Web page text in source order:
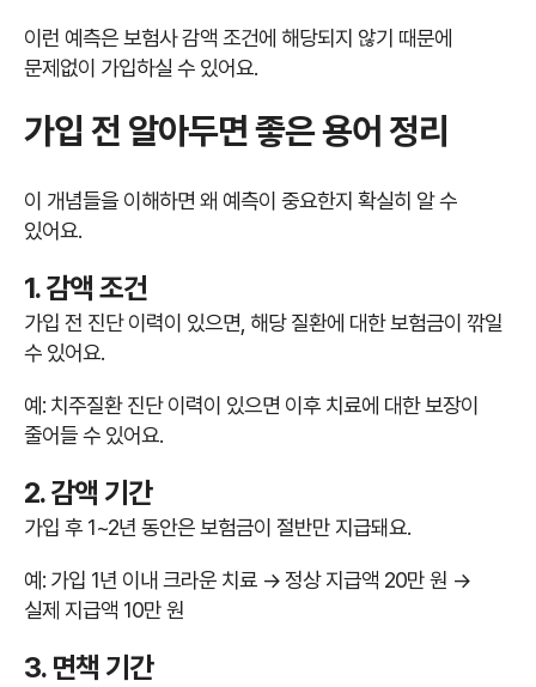
이런 예측은 보험사 감액 조건에 해당되지 않기 때문에
문제없이 가입하실 수 있어요.
가입 전 알아두면 좋은 용어 정리
이 개념들을 이해하면 왜 예측이 중요한지 확실히 알 수
있어요.
1. 감액 조건
가입 전 진단 이력이 있으면, 해당 질환에 대한 보험금이 깎일
수 있어요.
예: 치주질환 진단 이력이 있으면 이후 치료에 대한 보장이
줄어들 수 있어요.
2. 감액 기간
가입 후 1~2년 동안은 보험금이 절반만 지급돼요.
예: 가입 1년 이내 크라운 치료 → 정상 지급액 20만 원 →
실제 지급액 10만 원
3. 면책 기간